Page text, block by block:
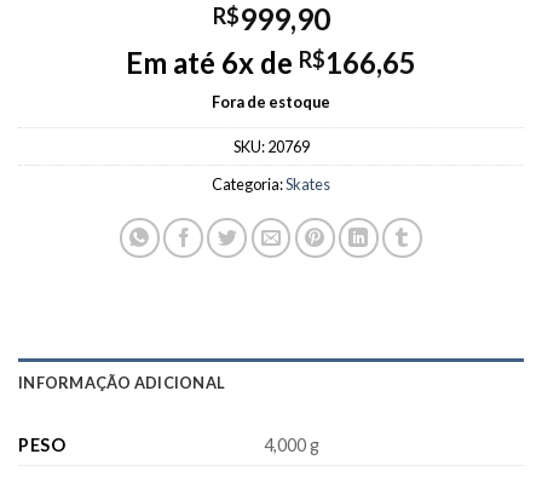
R$999,90
Em até 6x de R$166,65
Fora de estoque
SKU:20769
Categoria:Skates
INFORMAÇÃO ADICIONAL
PESO 4,000 g